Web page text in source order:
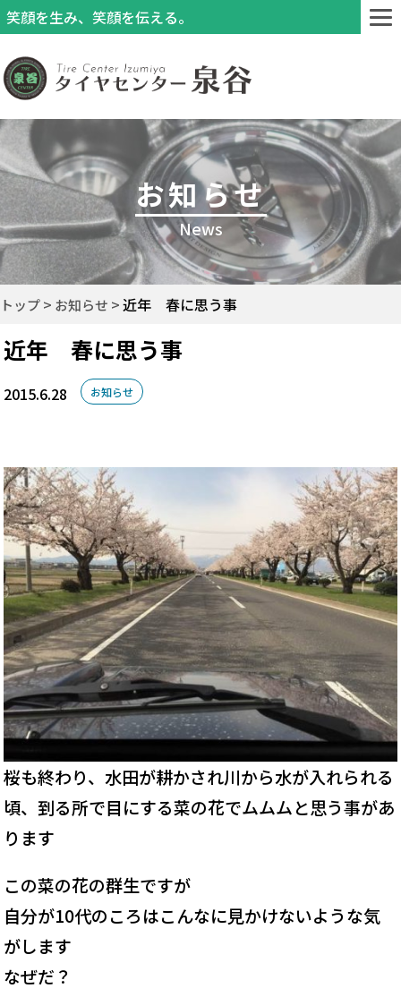
笑顔を生み、笑顔を伝える。
お知らせ
News
トップ お知らせ 近年 春に思う事
近年 春に思う事
2015.6.28 お知らせ
桜も終わり、水田が耕かされ川から水が入れられる
頃、到る所で目にする菜の花でムムムと思う事があ
ります
この菜の花の群生ですが
自分が10代のころはこんなに見かけないような気
がします
なぜだ？